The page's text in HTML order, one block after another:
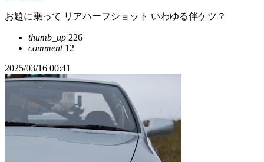
お題に乗って リアハーフショット いわゆる伴ケツ？
thumb_up 226
comment12
2025/03/16 00:41